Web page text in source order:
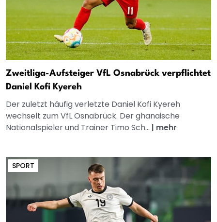
Zweitliga-Aufsteiger VfL Osnabrück verpflichtet
Daniel Kofi Kyereh
Der zuletzt häufig verletzte Daniel Kofi Kyereh
wechselt zum VfL Osnabrück. Der ghanaische
Nationalspieler und Trainer Timo Sch... | mehr
SPORT